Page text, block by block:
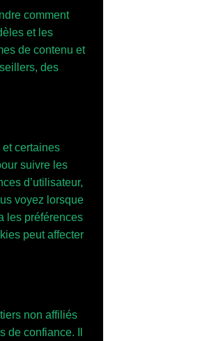
comment
et les
de contenu et
des
et certaines
suivre les
d’utilisateur,
voyez lorsque
les préférences
peut affecter
non affiliés
confiance. Il